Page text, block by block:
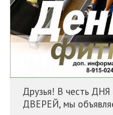
Друзья! В честь
ДВЕРЕЙ, мы